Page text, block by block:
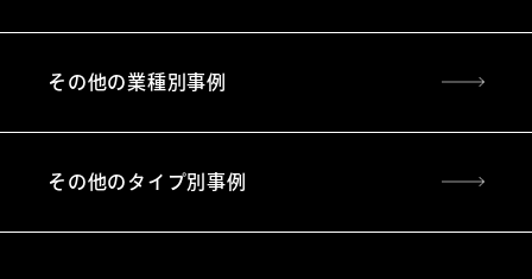
その他の業種別事例
その他のタイプ別事例